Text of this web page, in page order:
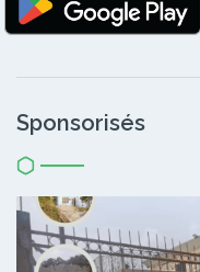
Sponsorisés